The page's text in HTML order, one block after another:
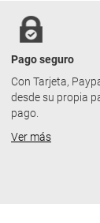
Pago seguro
Con Tarjeta,
desde su propia
pago.
Ver más